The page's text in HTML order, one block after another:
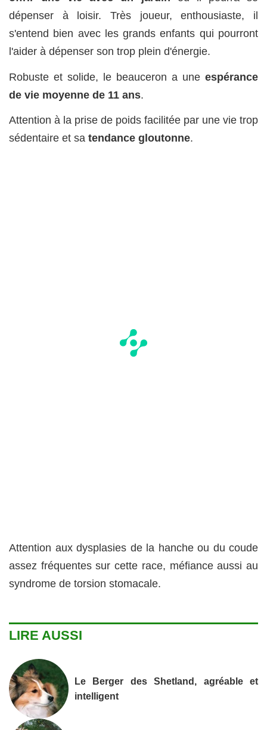
dépenser à loisir. Très joueur, enthousiaste, il
s'entend bien avec les grands enfants qui pourront
l'aider à dépenser son trop plein d'énergie.
Robuste et solide, le beauceron a une espérance
de vie moyenne de 11 ans.
Attention à la prise de poids facilitée par une vie trop
sédentaire et sa tendance gloutonne.
Attention aux dysplasies de la hanche ou du coude
assez fréquentes sur cette race, méfiance aussi au
syndrome de torsion stomacale.
LIRE AUSSI
Le Berger des Shetland, agréable et
intelligent